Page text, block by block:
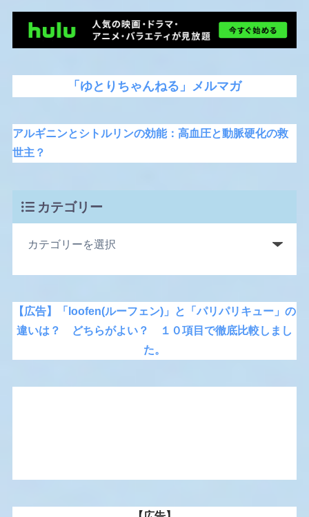
「ゆとりちゃんねる」メルマガ
アルギニンとシトルリンの効能：高血圧と動脈硬化の救
世主？
カテゴリー
【広告】「loofen(ルーフェン)」と「パリパリキュー」の
違いは？ どちらがよい？ １０項目で徹底比較しまし
た。